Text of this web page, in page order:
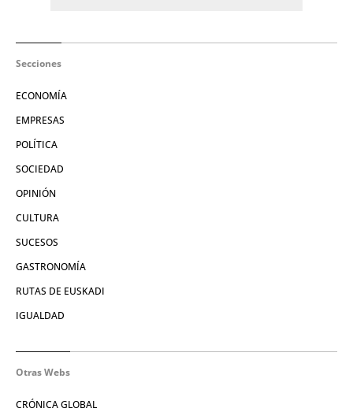
Secciones
ECONOMÍA
EMPRESAS
POLÍTICA
SOCIEDAD
OPINIÓN
CULTURA
SUCESOS
GASTRONOMÍA
RUTAS DE EUSKADI
IGUALDAD
Otras Webs
CRÓNICA GLOBAL